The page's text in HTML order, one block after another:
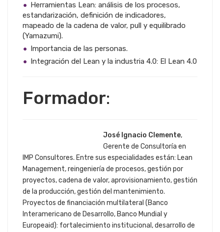
Herramientas Lean: análisis de los procesos,
estandarización, definición de indicadores,
mapeado de la cadena de valor, pull y equilibrado
(Yamazumi).
Importancia de las personas.
Integración del Lean y la industria 4.0: El Lean 4.0
Formador:
José Ignacio Clemente,
Gerente de Consultoría en
IMP Consultores. Entre sus especialidades están: Lean
Management, reingeniería de procesos, gestión por
proyectos, cadena de valor, aprovisionamiento, gestión
de la producción, gestión del mantenimiento.
Proyectos de financiación multilateral (Banco
Interamericano de Desarrollo, Banco Mundial y
Europeaid): fortalecimiento institucional, desarrollo de